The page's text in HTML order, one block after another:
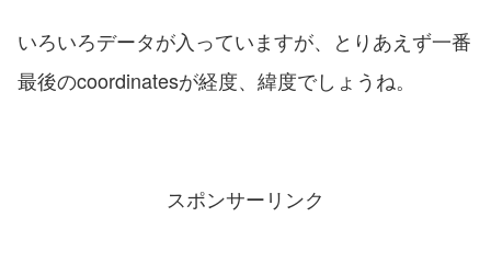
いろいろデータが入っていますが、とりあえず一番
最後のcoordinatesが経度、緯度でしょうね。
スポンサーリンク